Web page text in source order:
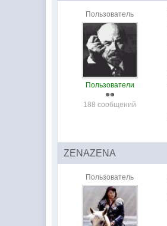
Пользователь
Пользователи
188 сообщений
ZENAZENA
Пользователь